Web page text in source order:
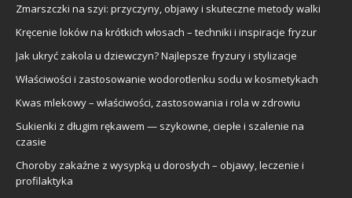
Zmarszczki na szyi: przyczyny, objawy i skuteczne metody walki
Kręcenie loków na krótkich włosach – techniki i inspiracje fryzur
Jak ukryć zakola u dziewczyn? Najlepsze fryzury i stylizacje
Właściwości i zastosowanie wodorotlenku sodu w kosmetykach
Kwas mlekowy – właściwości, zastosowania i rola w zdrowiu
Sukienki z długim rękawem — szykowne, ciepłe i szalenie na
czasie
Choroby zakaźne z wysypką u dorosłych – objawy, leczenie i
profilaktyka